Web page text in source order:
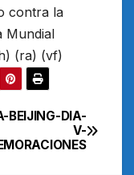
contra la
Mundial
(ra) (vf)
BEIJING-DIA-
V-